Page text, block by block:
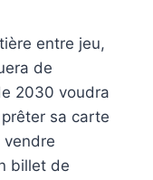
entre jeu,
de
2030 voudra
sa carte
vendre
billet de